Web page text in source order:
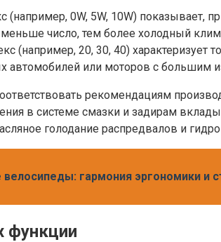
(например, 0W, 5W, 10W) показывает,
число, тем более холодный
(например, 20, 30, 40)
автомобилей или моторов с большим
рекомендациям
в системе смазки и задирам
голодание распредвалов и
гармония эргономики и
функции